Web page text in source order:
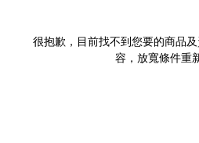
很抱歉，目前找不到您要的商品
容，放寬條件重